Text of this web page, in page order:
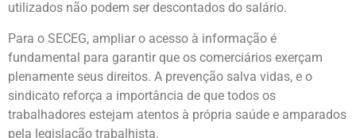
utilizados não podem ser descontados do salário.
Para o SECEG, ampliar o acesso à informação é
fundamental para garantir que os comerciários exerçam
plenamente seus direitos. A prevenção salva vidas, e o
sindicato reforça a importância de que todos os
trabalhadores estejam atentos à própria saúde e amparados
pela legislação trabalhista.